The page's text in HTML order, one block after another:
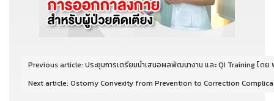
Previous article: ประชุมการเตรียมนำเสนอผลพัฒนางาน และ QI Training โด
Next article: Ostomy Convexity from Prevention to Correction